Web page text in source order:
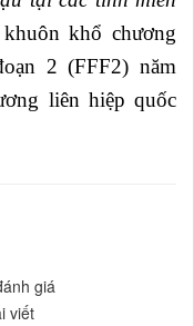
khổ chương
2 (FFF2) năm
liên hiệp quốc
giá
viết